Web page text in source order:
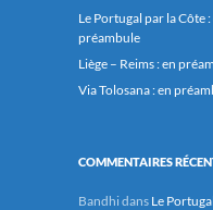
Le Portugal par la Côte :
préambule
Liège – Reims : en
Via Tolosana : en
COMMENTAIRES
Bandhidans Le